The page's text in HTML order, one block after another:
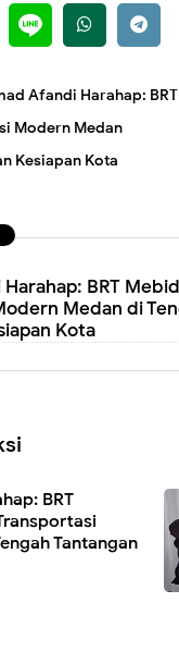
Afandi Harahap:
Modern Medan
Kesiapan Kota
BRT
Medan di
Kota
BRT
Tantangan